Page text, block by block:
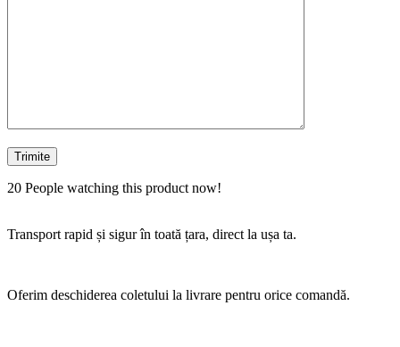
20 People watching this product now!
Transport rapid și sigur în toată țara, direct la ușa ta.
Oferim deschiderea coletului la livrare pentru orice comandă.